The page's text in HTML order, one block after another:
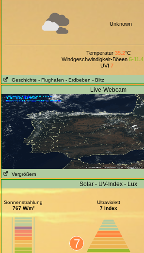
Unknown
Temperatur 35.2°C
Windgeschwindigkeit-Böeen 5-11.4
UVI7
Geschichte - Flughafen - Erdbeben - Blitz
Live-Webcam
Vergrößern
Solar - UV-Index - Lux
Sonnenstrahlung
767 W/m²
Ultraviolett
7 Index
7